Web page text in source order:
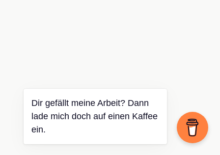
Dir gefällt meine Arbeit? Dann
lade mich doch auf einen Kaffee
ein.